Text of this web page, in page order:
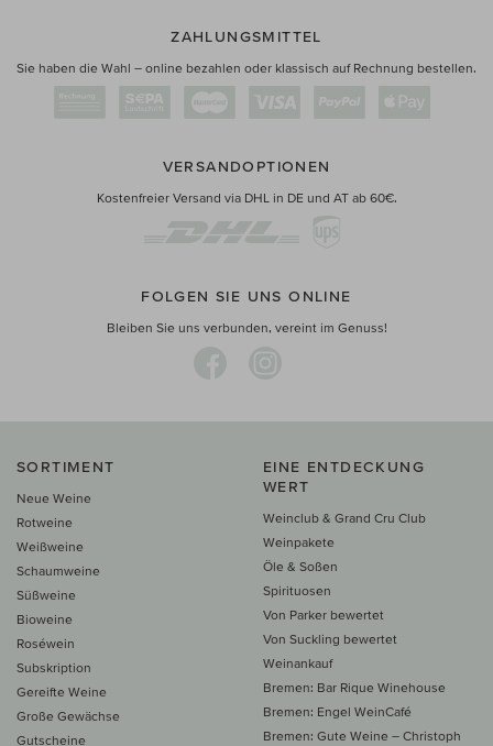
ZAHLUNGSMITTEL
Sie haben die Wahl – online bezahlen oder klassisch auf Rechnung bestellen.
VERSANDOPTIONEN
Kostenfreier Versand via DHL in DE und AT ab 60€.
FOLGEN SIE UNS ONLINE
Bleiben Sie uns verbunden, vereint im Genuss!
SORTIMENT
Neue Weine
Rotweine
Weißweine
Schaumweine
Süßweine
Bioweine
Roséwein
Subskription
Gereifte Weine
Große Gewächse
Gutscheine
EINE ENTDECKUNG
WERT
Weinclub & Grand Cru Club
Weinpakete
Öle & Soßen
Spirituosen
Von Parker bewertet
Von Suckling bewertet
Weinankauf
Bremen: Bar Rique Winehouse
Bremen: Engel WeinCafé
Bremen: Gute Weine – Christoph